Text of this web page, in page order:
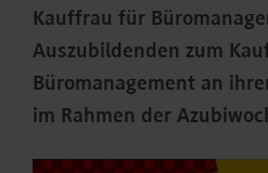
Kauffrau für
Auszubildenden zum
Büromanagement an
im Rahmen der